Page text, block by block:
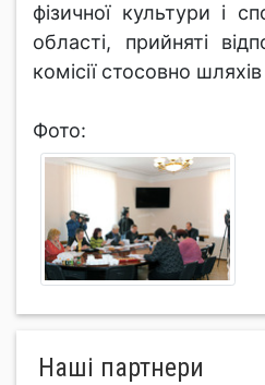
фізичної культури і
області, прийняті
комісії стосовно
Фото:
Нашi партнери